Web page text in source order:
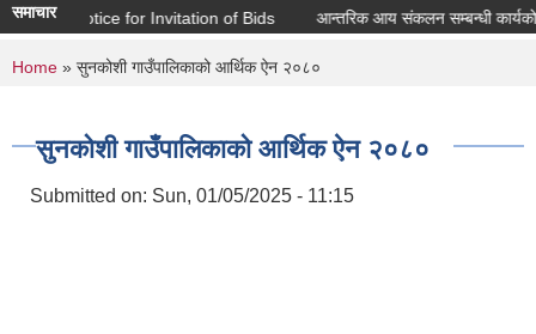
समाचार
Notice for Invitation of Bids आन्तरिक आय संकलन सम्बन्धी कार्यको
You are here
Home » सुनकोशी गाउँपालिकाको आर्थिक ऐन २०८०
सुनकोशी गाउँपालिकाको आर्थिक ऐन २०८०
Submitted on: Sun, 01/05/2025 - 11:15